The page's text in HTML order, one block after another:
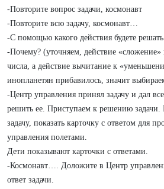
-Повторите вопрос задачи, космонавт
-Повторите всю задачу, космонавт…
-С помощью какого действия будете
-Почему? (уточняем, действие
числа, а действие вычитание к
инопланетян прибавилось, значит
-Центр управления принял задачу и дал
решить ее. Приступаем к решению
задачу, показать карточку с ответом для
управления полетами.
Дети показывают карточки с ответами.
-Космонавт…. Доложите в Центр
ответ задачи.